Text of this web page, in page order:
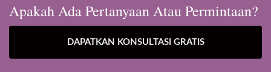
Apakah Ada Pertanyaan Atau Permintaan?
DAPATKAN KONSULTASI GRATIS